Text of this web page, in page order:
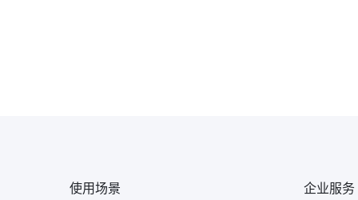
使用场景 企业服务